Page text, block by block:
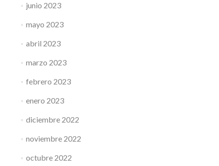
junio 2023
mayo 2023
abril 2023
marzo 2023
febrero 2023
enero 2023
diciembre 2022
noviembre 2022
octubre 2022